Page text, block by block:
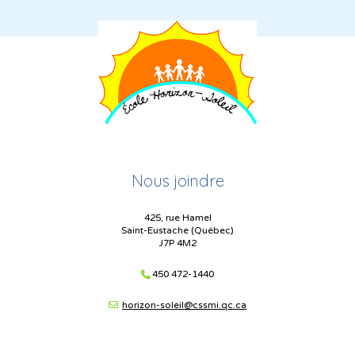
Nous joindre
425, rue Hamel
Saint-Eustache (Québec)
J7P 4M2
450 472-1440
horizon-soleil@cssmi.qc.ca